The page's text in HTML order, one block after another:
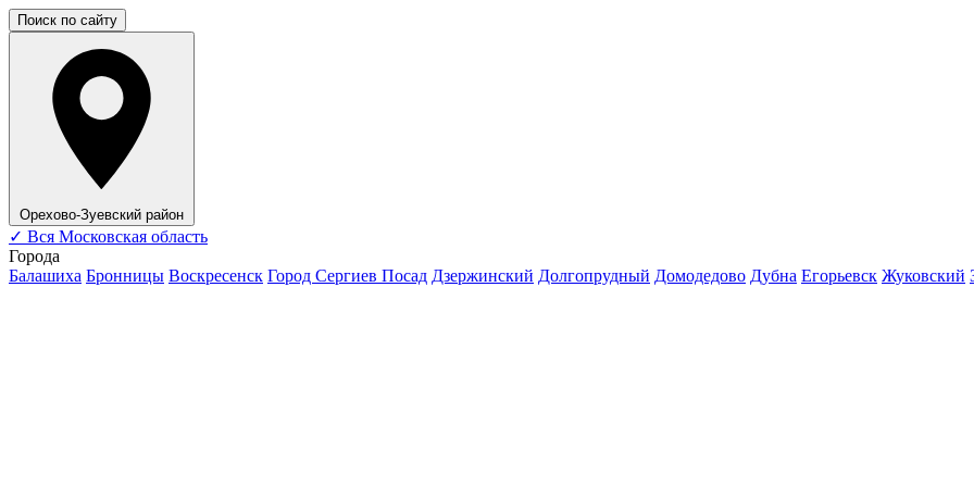
Поиск по сайту
Орехово-Зуевский район
✓ Вся Московская область
Города
Балашиха Бронницы Воскресенск Город Сергиев Посад Дзержинский Долгопрудный Домодедово Дубна Егорьевск Жуковский